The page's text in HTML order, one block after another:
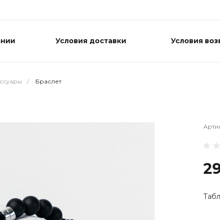
Условия доставки Условия
/ Браслет